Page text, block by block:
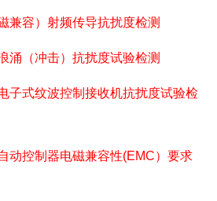
兼容）射频传导抗扰度检测
涌（冲击）抗扰度试验检测
子式纹波控制接收机抗扰度试验检
动控制器电磁兼容性(EMC）要求